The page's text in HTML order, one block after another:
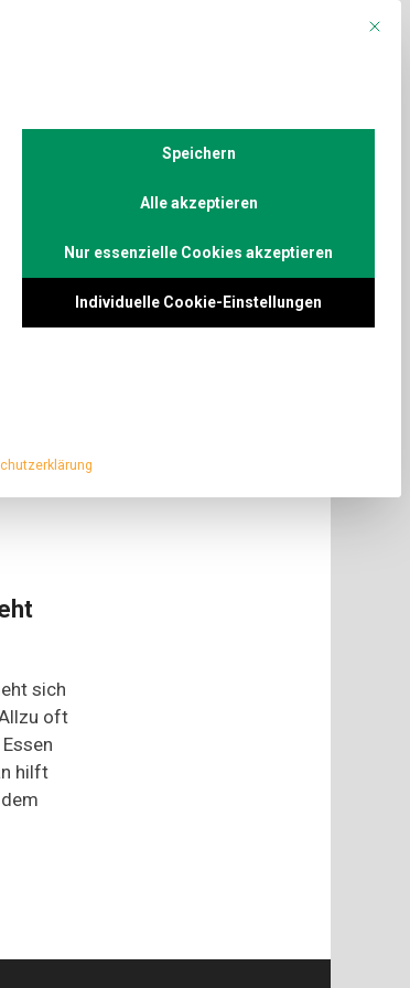
sich
oft
hilft
Mit
kann nicht abgewählt werden.
Speichern
Alle akzeptieren
Nur essenzielle Cookies akzeptieren
Individuelle Cookie-Einstellungen